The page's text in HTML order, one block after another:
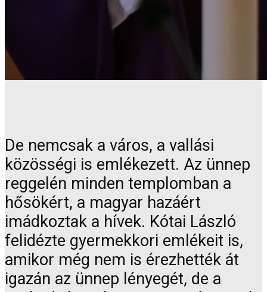
De nemcsak a város, a vallási
közösségi is emlékezett. Az ünnep
reggelén minden templomban a
hősökért, a magyar hazáért
imádkoztak a hívek. Kótai László
felidézte gyermekkori emlékeit is,
amikor még nem is érezhették át
igazán az ünnep lényegét, de a